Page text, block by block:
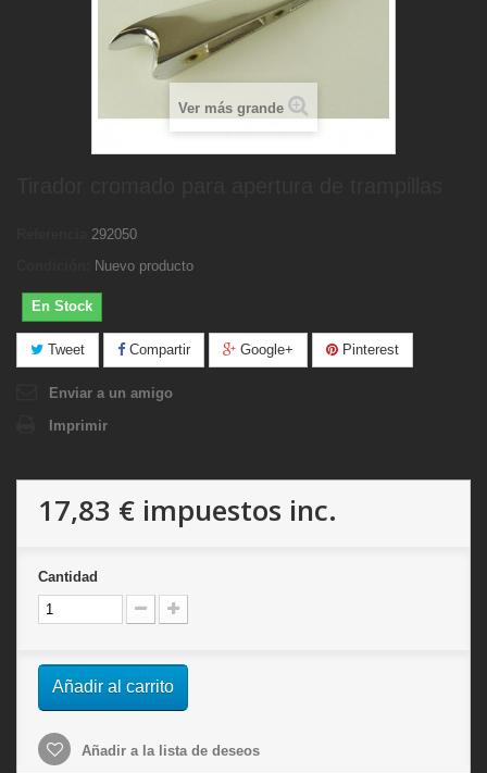
Ver más grande
292050
Nuevo producto
En Stock
Tweet Compartir Google+ Pinterest
Enviar a un amigo
Imprimir
17,83 € impuestos inc.
Cantidad
Añadir al carrito
Añadir a la lista de deseos